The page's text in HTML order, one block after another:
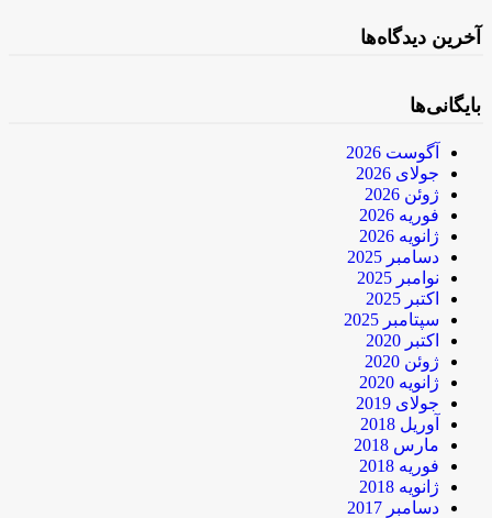
آخرین دیدگاه‌ها
بایگانی‌ها
آگوست 2026
جولای 2026
ژوئن 2026
فوریه 2026
ژانویه 2026
دسامبر 2025
نوامبر 2025
اکتبر 2025
سپتامبر 2025
اکتبر 2020
ژوئن 2020
ژانویه 2020
جولای 2019
آوریل 2018
مارس 2018
فوریه 2018
ژانویه 2018
دسامبر 2017